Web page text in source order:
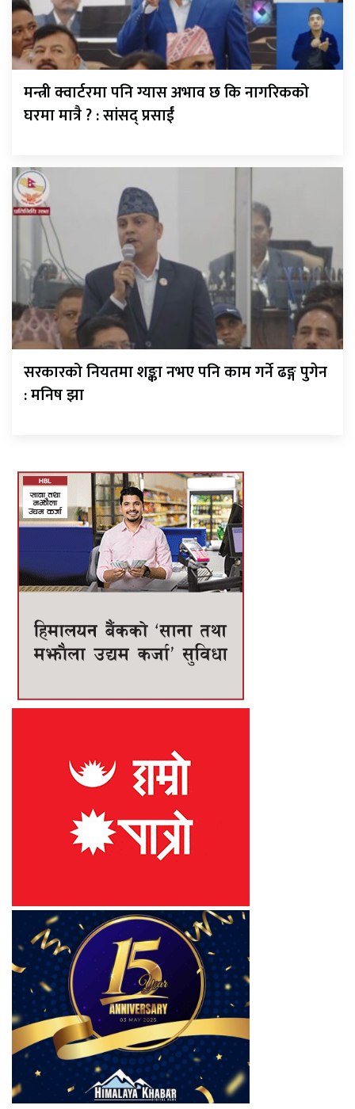
मन्त्री क्वार्टरमा पनि ग्यास अभाव छ कि नागरिकको
घरमा मात्रै ? : सांसद् प्रसाईं
सरकारको नियतमा शङ्का नभए पनि काम गर्ने ढङ्ग पुगेन
: मनिष झा